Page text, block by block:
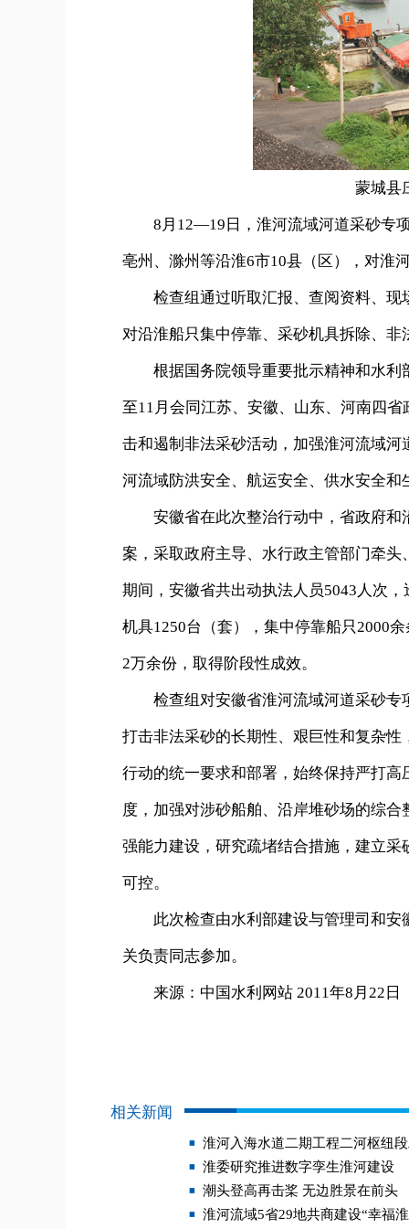
蒙城县
8月12—19日，淮河流域河道采砂专项
亳州、滁州等沿淮6市10县（区），对淮
检查组通过听取汇报、查阅资料、现
对沿淮船只集中停靠、采砂机具拆除、
根据国务院领导重要批示精神和水利
至11月会同江苏、安徽、山东、河南四
击和遏制非法采砂活动，加强淮河流域
河流域防洪安全、航运安全、供水安全和
安徽省在此次整治行动中，省政府和
案，采取政府主导、水行政主管部门牵
期间，安徽省共出动执法人员5043人次
机具1250台（套），集中停靠船只2000
2万余份，取得阶段性成效。
检查组对安徽省淮河流域河道采砂专
打击非法采砂的长期性、艰巨性和复杂
行动的统一要求和部署，始终保持严打
度，加强对涉砂船舶、沿岸堆砂场的综
强能力建设，研究疏堵结合措施，建立
可控。
此次检查由水利部建设与管理司和安
关负责同志参加。
来源：中国水利网站 2011年8月22日
相关新闻
淮河入海水道二期工程二河枢纽
淮委研究推进数字孪生淮河建设
潮头登高再击桨 无边胜景在前头
淮河流域5省29地共商建设“幸福